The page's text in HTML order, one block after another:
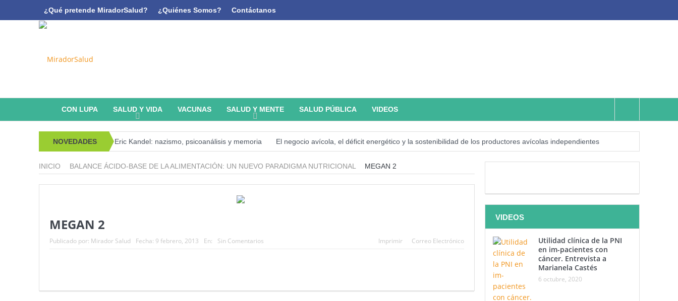
¿Qué pretende MiradorSalud? ¿Quiénes Somos? Contáctanos
CON LUPA SALUD Y VIDA VACUNAS SALUD Y MENTE SALUD PÚBLICA VIDEOS
NOVEDADES Eric Kandel: nazismo, psicoanálisis y memoria El negocio avícola, el déficit energético y la sostenibilidad de los productores avícolas independientes
Estado de la Seguridad Alimentaria y Nutrición en el Mundo (SOFI) 2025: ¿Realidad estadística o espejismo numérico?
Academia de Ciencias Físicas, Matemáticas y Naturales (ACFIMAN)
¿Los veinte años de regalo?
Nuevas noticias sobre las dietas vegetarianas y el riesgo de cáncer
INICIO BALANCE ÁCIDO-BASE DE LA ALIMENTACIÓN: UN NUEVO PARADIGMA NUTRICIONAL MEGAN 2
MEGAN 2
Publicado por: Mirador Salud Fecha: 9 febrero, 2013 En: Sin Comentarios Imprimir Correo Electrónico
VIDEOS
Utilidad clínica de la PNI
en im-pacientes con
cáncer. Entrevista a
Marianela Castés
6 octubre, 2020